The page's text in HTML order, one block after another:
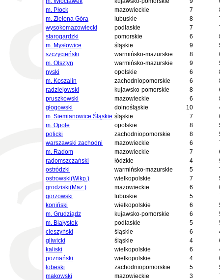
m. Płock
mazowieckie 7
m. Zielona Góra
lubuskie 8
wysokomazowiecki
podlaskie 7
starogardzki
pomorskie 6
m. Mysłowice
śląskie 9
szczycieński
warmińsko-mazurskie 8
m. Olsztyn
warmińsko-mazurskie 9
nyski
opolskie 6
m. Koszalin
zachodniopomorskie 6
radziejowski
kujawsko-pomorskie 8
pruszkowski
mazowieckie 6
głogowski
dolnośląskie 10
m. Siemianowice Śląskie śląskie 7
m. Opole
opolskie 8
policki
zachodniopomorskie 8
warszawski zachodni
mazowieckie 6
m. Radom
mazowieckie 7
radomszczański
łódzkie 4
ostródzki
warmińsko-mazurskie 5
ostrowski(Wlkp.)
wielkopolskie 7
grodziski(Maz.)
mazowieckie 6
gorzowski
lubuskie 5
koniński
wielkopolskie 6
m. Grudziądz
kujawsko-pomorskie 6
m. Białystok
podlaskie 5
cieszyński
śląskie 6
gliwicki
śląskie 4
kaliski
wielkopolskie 6
poznański
wielkopolskie 4
łobeski
zachodniopomorskie 5
makowski
mazowieckie 3